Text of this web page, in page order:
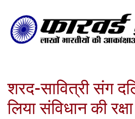
शरद-सावित्री संग
लिया संविधान की